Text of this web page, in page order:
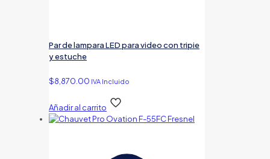
Par de lampara LED para video con tripie
y estuche
$8,870.00 IVA Incluido
Añadir al carrito